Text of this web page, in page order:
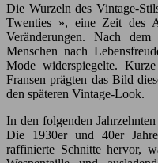
Die Wurzeln des Vintage-
Twenties », eine Zeit des
Veränderungen. Nach
Menschen nach
Mode widerspiegelte.
Fransen prägten das Bild
den späteren Vintage-Look.
In den folgenden
Die 1930er und 40er
raffinierte Schnitte hervor,